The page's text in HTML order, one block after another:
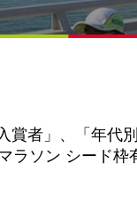
賞者」、「年
ラソン シード